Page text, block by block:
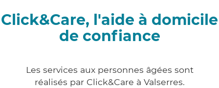
Click&Care, l'aide à domicile
de confiance
Les services aux personnes âgées sont
réalisés par Click&Care à Valserres.